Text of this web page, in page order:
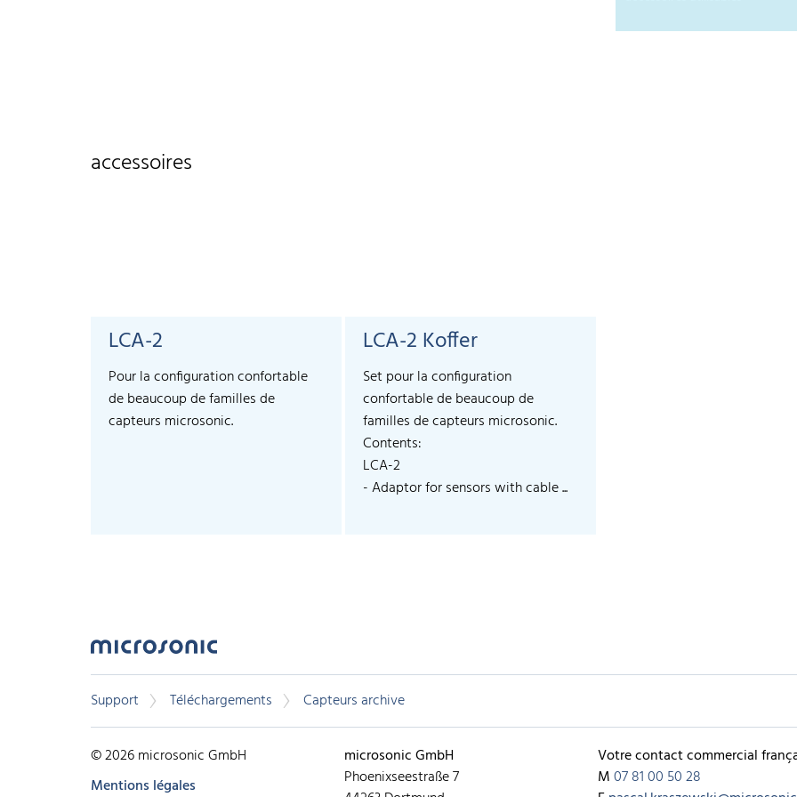
accessoires
LCA-2
Pour la configuration confortable
de beaucoup de familles de
capteurs microsonic.
LCA-2 Koffer
Set pour la configuration
confortable de beaucoup de
familles de capteurs microsonic.
Contents:
LCA-2
- Adaptor for sensors with cable ...
Support Téléchargements Capteurs archive
© 2026 microsonic GmbH
Mentions légales
microsonic GmbH
Phoenixseestraße 7
Votre contact commercial
M07 81 00 50 28